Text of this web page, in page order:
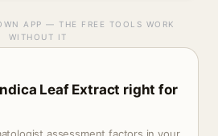
APP — THE FREE TOOLS WORK
WITHOUT IT
Leaf Extract right for